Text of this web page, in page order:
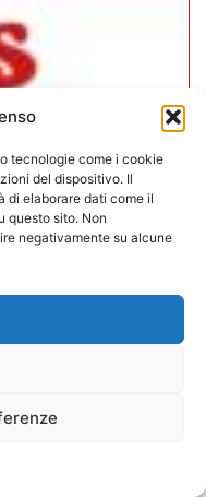
tecnologie come i cookie
del dispositivo. Il
di elaborare dati come il
questo sito. Non
negativamente su alcune
presenta il